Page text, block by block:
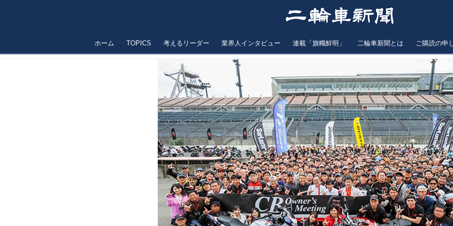
ホーム TOPICS 考えるリーダー 業界人インタビュー 連載「旗幟鮮明」 二輪車新聞とは ご購読の申